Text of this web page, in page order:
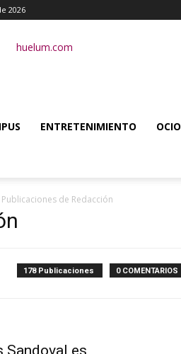
2026
Huélum
ENTRETENIMIENTO OCIO
Publicaciones de Redacción
178 Publicaciones 0 COMENTARIOS
Sandoval es